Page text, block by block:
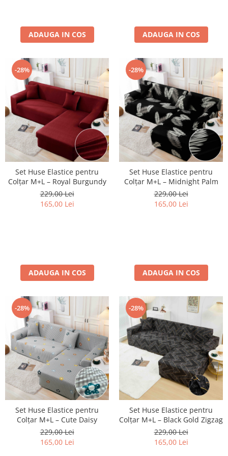
ADAUGA IN COS ADAUGA IN COS
-28%
Set Huse Elastice pentru
Colțar M+L – Royal Burgundy
229,00 Lei
165,00 Lei
ADAUGA IN COS
-28%
Set Huse Elastice pentru
Colțar M+L – Midnight Palm
229,00 Lei
165,00 Lei
ADAUGA IN COS
-28%
Set Huse Elastice pentru
Colțar M+L – Cute Daisy
229,00 Lei
165,00 Lei
-28%
Set Huse Elastice pentru
Colțar M+L – Black Gold Zigzag
229,00 Lei
165,00 Lei